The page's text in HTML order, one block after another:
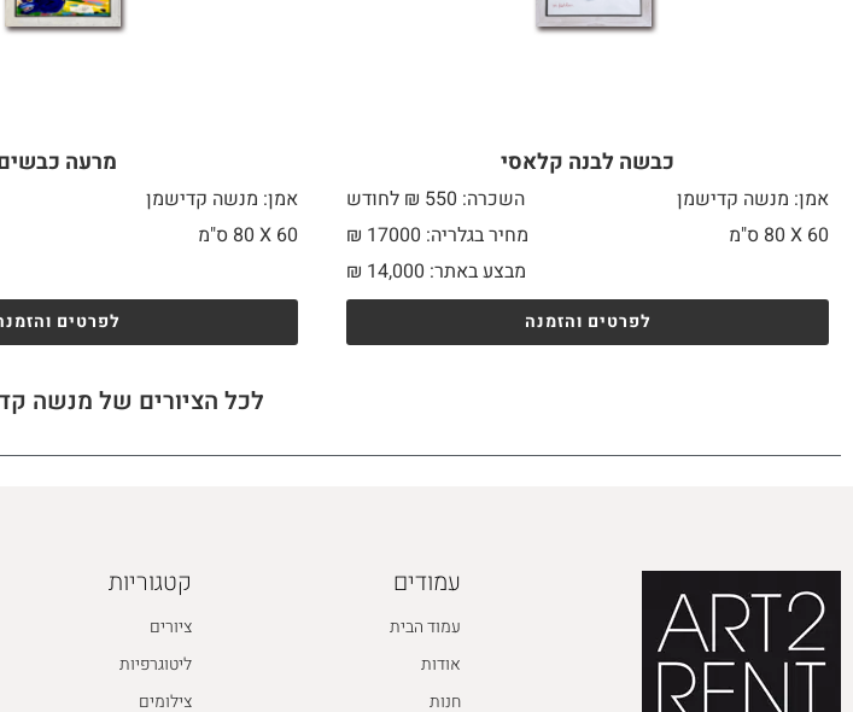
כבשה לבנה קלאסי
אמן: מנשה קדישמן
השכרה: 550 ₪ לחודש
60 X
מחיר בגלריה: 17000 ₪
מבצע באתר:
₪ 14,000
לפרטים והזמנה
מרעה
אמן: מנשה קדישמן
60 X
לפרטים
לכל הציורים של מנשה
עמודים
עמוד הבית
אודות
חנות
קטגוריות
ציורים
ליטוגרפיות
צילומים